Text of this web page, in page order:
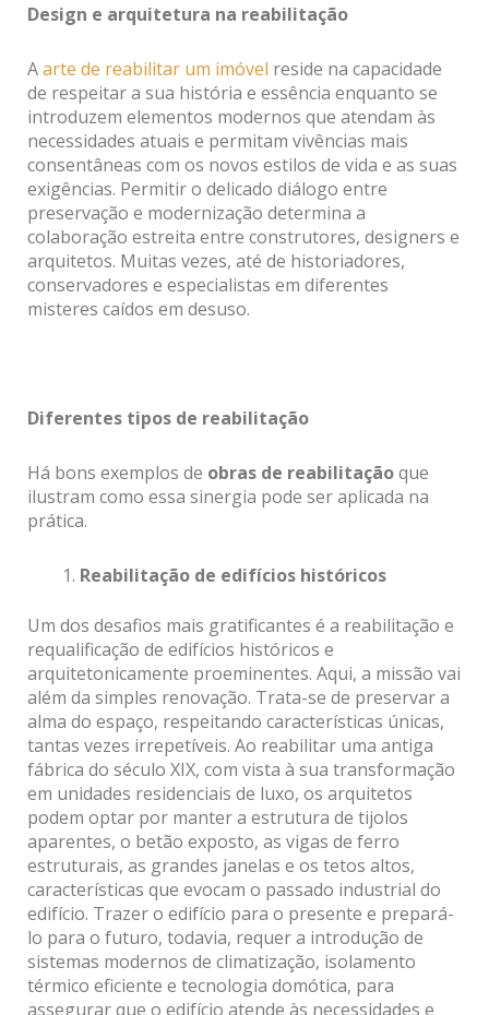
Design e arquitetura na reabilitação
Aarte de reabilitar um imóvel reside na capacidade
de respeitar a sua história e essência enquanto se
introduzem elementos modernos que atendam às
necessidades atuais e permitam vivências mais
consentâneas com os novos estilos de vida e as suas
exigências. Permitir o delicado diálogo entre
preservação e modernização determina a
colaboração estreita entre construtores, designers e
arquitetos. Muitas vezes, até de historiadores,
conservadores e especialistas em diferentes
misteres caídos em desuso.
Diferentes tipos de reabilitação
Há bons exemplos de obras de reabilitaçãoque
ilustram como essa sinergia pode ser aplicada na
prática.
Reabilitação de edifícios históricos
Um dos desafios mais gratificantes é a reabilitação e
requalificação de edifícios históricos e
arquitetonicamente proeminentes. Aqui, a missão vai
além da simples renovação. Trata-se de preservar a
alma do espaço, respeitando características únicas,
tantas vezes irrepetíveis. Ao reabilitar uma antiga
fábrica do século XIX, com vista à sua transformação
em unidades residenciais de luxo, os arquitetos
podem optar por manter a estrutura de tijolos
aparentes, o betão exposto, as vigas de ferro
estruturais, as grandes janelas e os tetos altos,
características que evocam o passado industrial do
edifício. Trazer o edifício para o presente e prepará-
lo para o futuro, todavia, requer a introdução de
sistemas modernos de climatização, isolamento
térmico eficiente e tecnologia domótica, para
assegurar que o edifício atende às necessidades e